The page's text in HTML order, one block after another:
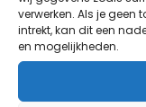
verwerken. Als je
intrekt, kan dit een
en mogelijkheden.